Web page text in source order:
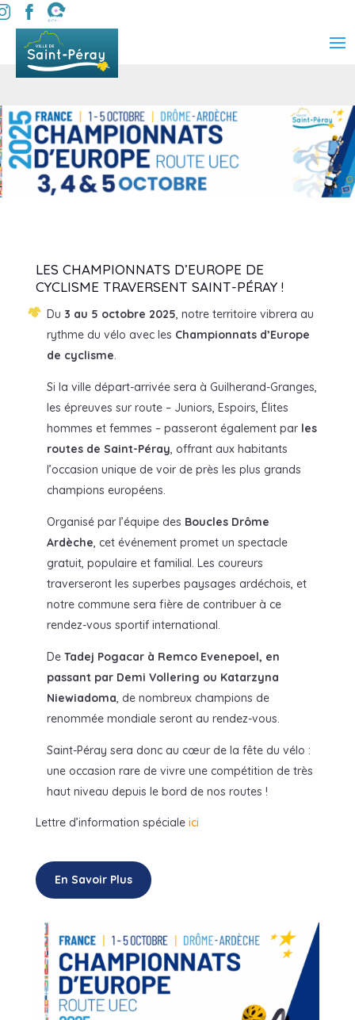
LES CHAMPIONNATS D’EUROPE DE
CYCLISME TRAVERSENT SAINT-PÉRAY !
Du 3 au 5 octobre 2025, notre territoire vibrera au
rythme du vélo avec les Champion­nats d’Europe
de cyclisme.
Si la ville départ-arrivée sera à Guilherand-Granges,
les épreuves sur route – Juniors, Espoirs, Élites
hommes et femmes – passeront également par les
routes de Saint-Péray, offrant aux habitants
l’occasion unique de voir de près les plus grands
champions européens.
Organisé par l’équipe des Boucles Drôme
Ardèche, cet événement promet un spectacle
gratuit, populaire et familial. Les coureurs
traverseront les superbes paysages ardéchois, et
notre commune sera fière de contribuer à ce
rendez-vous sportif international.
De Tadej Pogacar à Remco Evenepoel, en
passant par Demi Vollering ou Katarzyna
Niewiadoma, de nombreux champions de
renommée mondiale seront au rendez-vous.
Saint-Péray sera donc au cœur de la fête du vélo :
une occasion rare de vivre une compétition de très
haut niveau depuis le bord de nos routes !
Lettre d’information spéciale ici
En Savoir Plus